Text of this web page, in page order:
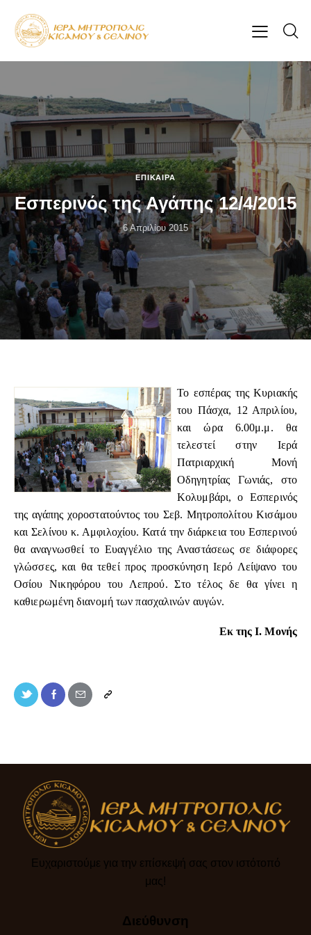
ΕΠΊΚΑΙΡΑ
Εσπερινός της Αγάπης 12/4/2015
6 Απριλίου 2015
Το εσπέρας της Κυριακής
του Πάσχα, 12 Απριλίου,
και ώρα 6.00μ.μ. θα
τελεστεί στην Ιερά
Πατριαρχική Μονή
Οδηγητρίας Γωνιάς, στο
Κολυμβάρι, ο Εσπερινός
της αγάπης χοροστατούντος του Σεβ. Μητροπολίτου Κισάμου
και Σελίνου κ. Αμφιλοχίου. Κατά την διάρκεια του Εσπερινού
θα αναγνωσθεί το Ευαγγέλιο της Αναστάσεως σε διάφορες
γλώσσες, και θα τεθεί προς προσκύνηση Ιερό Λείψανο του
Οσίου Νικηφόρου του Λεπρού. Στο τέλος δε θα γίνει η
καθιερωμένη διανομή των πασχαλινών αυγών.
Εκ της Ι. Μονής
Ευχαριστούμε για την επίσκεψή σας στον ιστότοπό
μας!​
Διεύθυνση